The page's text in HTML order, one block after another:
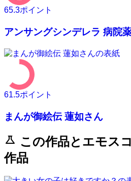
65.3ポイント
アンサングシンデレラ 病院
61.5ポイント
まんが御絵伝 蓮如さん
science この作品とエモス
作品